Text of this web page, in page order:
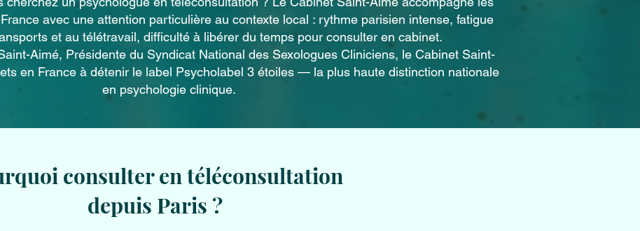
avec une attention particulière au contexte local : rythme parisien intense, fatigue
et au télétravail, difficulté à libérer du temps pour consulter en cabinet.
Aimé, Présidente du Syndicat National des Sexologues Cliniciens, le Cabinet Saint-
en France à détenir le label Psycholabel 3 étoiles — la plus haute distinction nationale
en psychologie clinique.
consulter en téléconsultation
depuis Paris ?